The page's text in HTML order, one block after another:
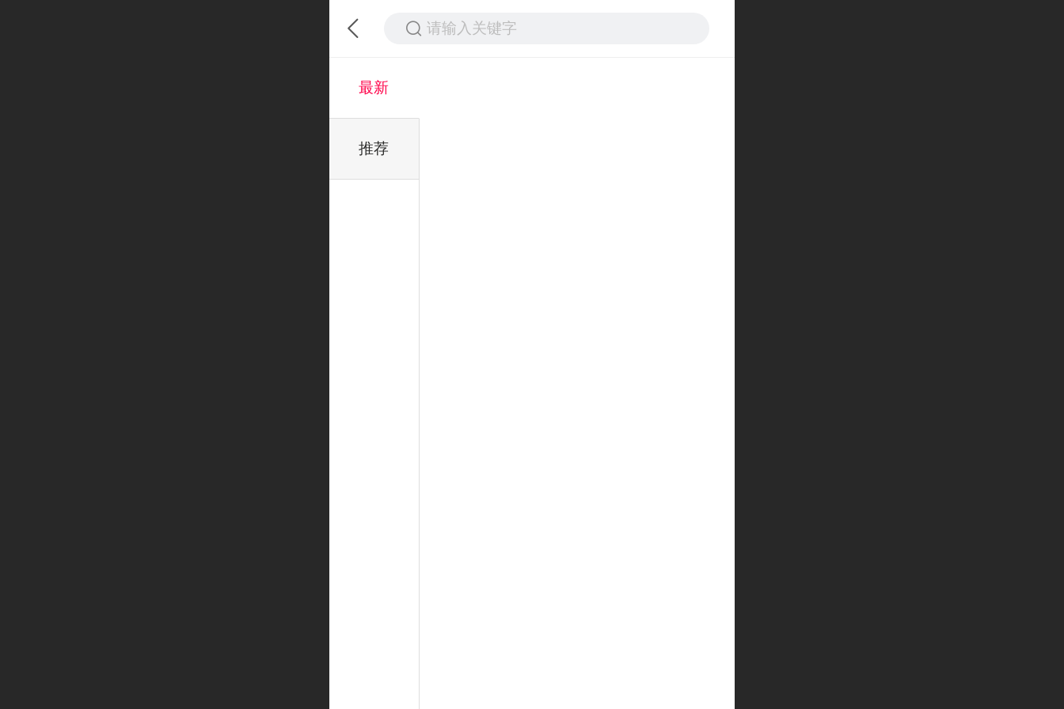
请输入关键字
最新
推荐